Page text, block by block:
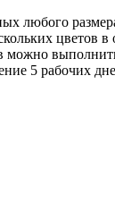
любого
цветов в
можно
5 рабочих